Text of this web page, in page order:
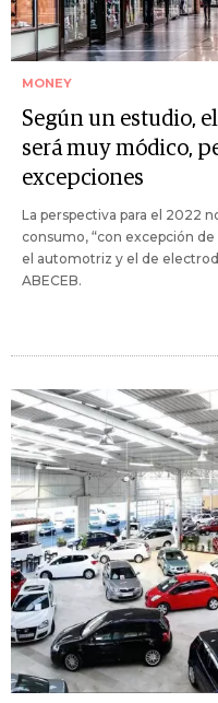
MONEY
Según un estudio,
será muy módico,
excepciones
La perspectiva para el 2022
consumo, “con excepción
el automotriz y el de
ABECEB.